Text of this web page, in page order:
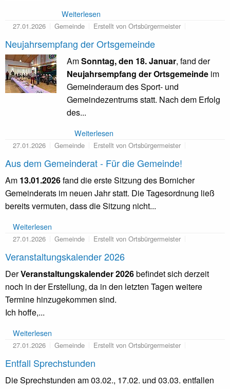
Weiterlesen
27.01.2026 Gemeinde Erstellt von Ortsbürgermeister
Neujahrsempfang der Ortsgemeinde
AmSonntag, den 18. Januar, fand der
Neujahrsempfang der Ortsgemeinde im
Gemeinderaum des Sport- und
Gemeindezentrums statt. Nach dem Erfolg
des...
Weiterlesen
27.01.2026 Gemeinde Erstellt von Ortsbürgermeister
Aus dem Gemeinderat - Für die Gemeinde!
Am 13.01.2026fand die erste Sitzung des Bornicher
Gemeinderats im neuen Jahr statt. Die Tagesordnung ließ
bereits vermuten, dass die Sitzung nicht...
Weiterlesen
27.01.2026 Gemeinde Erstellt von Ortsbürgermeister
Veranstaltungskalender 2026
DerVeranstaltungskalender 2026befindet sich derzeit
noch in der Erstellung, da in den letzten Tagen weitere
Termine hinzugekommen sind.
Ich hoffe,...
Weiterlesen
27.01.2026 Gemeinde Erstellt von Ortsbürgermeister
Entfall Sprechstunden
Die Sprechstunden am 03.02., 17.02. und 03.03. entfallen